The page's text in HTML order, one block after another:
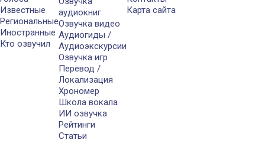
Известные
Региональные
Иностранные
Кто озвучил
аудиокниг
Озвучка видео
Аудиогиды /
Аудиоэкскурсии
Озвучка игр
Перевод /
Локализация
Хрономер
Школа вокала
ИИ озвучка
Рейтинги
Статьи
Карта сайта